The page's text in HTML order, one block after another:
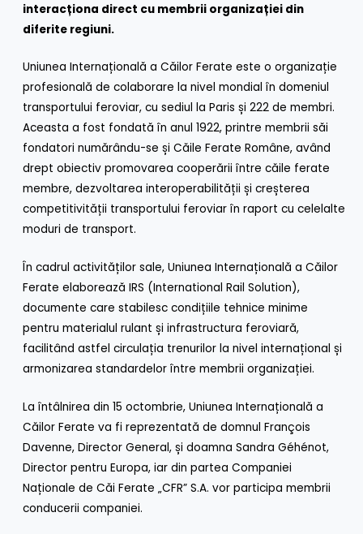
interacționa direct cu membrii organizației din
diferite regiuni.
Uniunea Internațională a Căilor Ferate este o organizație
profesională de colaborare la nivel mondial în domeniul
transportului feroviar, cu sediul la Paris și 222 de membri.
Aceasta a fost fondată în anul 1922, printre membrii săi
fondatori numărându-se și Căile Ferate Române, având
drept obiectiv promovarea cooperării între căile ferate
membre, dezvoltarea interoperabilității și creșterea
competitivității transportului feroviar în raport cu celelalte
moduri de transport.
În cadrul activităților sale, Uniunea Internațională a Căilor
Ferate elaborează IRS (International Rail Solution),
documente care stabilesc condițiile tehnice minime
pentru materialul rulant și infrastructura feroviară,
facilitând astfel circulația trenurilor la nivel internațional și
armonizarea standardelor între membrii organizației.
La întâlnirea din 15 octombrie, Uniunea Internațională a
Căilor Ferate va fi reprezentată de domnul François
Davenne, Director General, și doamna Sandra Géhénot,
Director pentru Europa, iar din partea Companiei
Naționale de Căi Ferate „CFR” S.A. vor participa membrii
conducerii companiei.